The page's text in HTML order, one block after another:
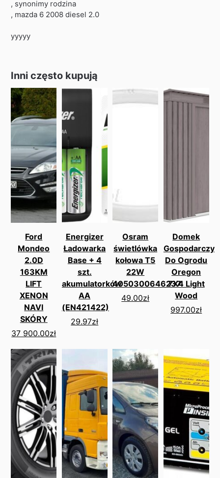
, synonimy rodzina
, mazda 6 2008 diesel 2.0
yyyyy
Inni często kupują
Ford
Mondeo
2.0D
163KM
LIFT
XENON
NAVI
SKÓRY
37 900.00zł
Energizer
Ładowarka
Base + 4
szt.
akumulatorków
AA
(EN421422)
29.97zł
Osram
świetlówka
kołowa T5
22W
4050300646237
49.00zł
Domek
Gospodarczy
Do Ogrodu
Oregon
7X4 Light
Wood
997.00zł